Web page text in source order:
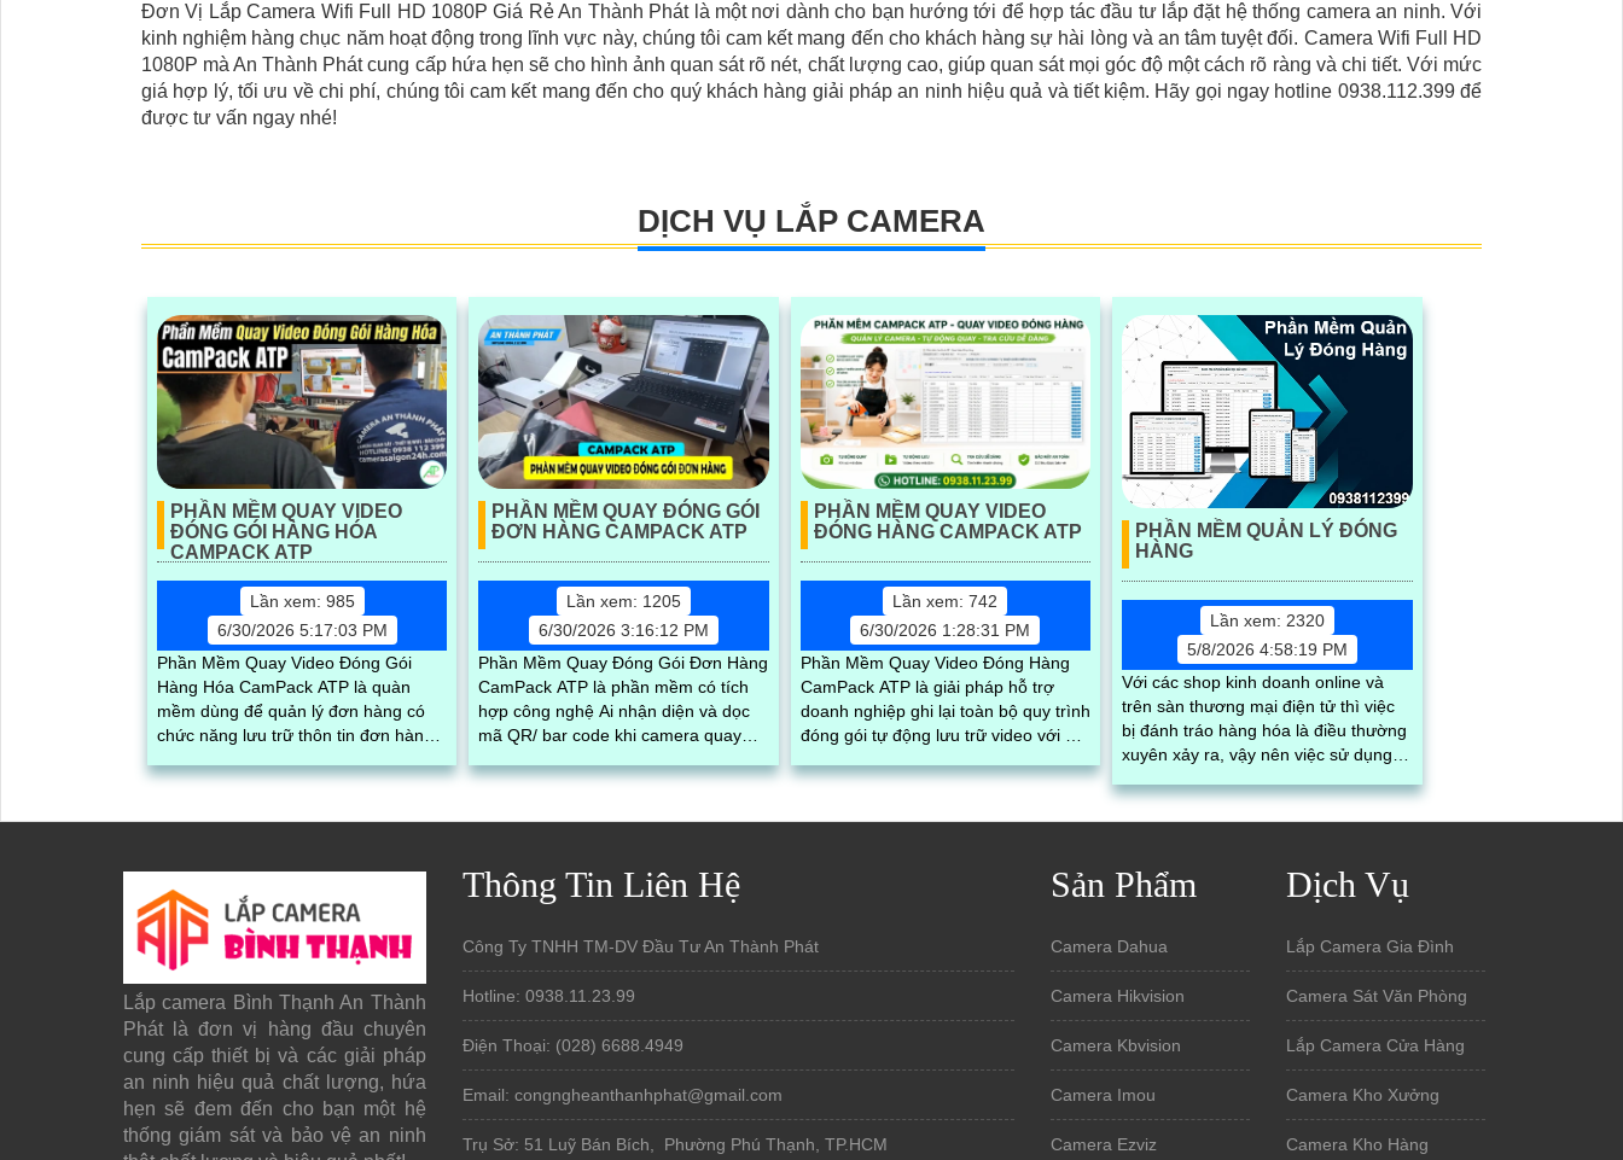
Đơn Vị Lắp Camera Wifi Full HD 1080P Giá Rẻ An Thành Phát là một nơi dành cho bạn hướng tới để hợp tác đầu tư lắp đặt hệ thống camera an ninh. Với
kinh nghiệm hàng chục năm hoạt động trong lĩnh vực này, chúng tôi cam kết mang đến cho khách hàng sự hài lòng và an tâm tuyệt đối. Camera Wifi Full HD
1080P mà An Thành Phát cung cấp hứa hẹn sẽ cho hình ảnh quan sát rõ nét, chất lượng cao, giúp quan sát mọi góc độ một cách rõ ràng và chi tiết. Với mức
giá hợp lý, tối ưu về chi phí, chúng tôi cam kết mang đến cho quý khách hàng giải pháp an ninh hiệu quả và tiết kiệm. Hãy gọi ngay hotline 0938.112.399 để
được tư vấn ngay nhé!
DỊCH VỤ LẮP CAMERA
PHẦN MỀM QUAY VIDEO
ĐÓNG GÓI HÀNG HÓA
CAMPACK ATP
Lần xem: 985
6/30/2026 5:17:03 PM
Phần Mềm Quay Video Đóng Gói
Hàng Hóa CamPack ATP là quàn
mềm dùng để quản lý đơn hàng có
chức năng lưu trữ thôn tin đơn hàng,
đơn chính xác và nhanh chóng
PHẦN MỀM QUAY ĐÓNG GÓI
ĐƠN HÀNG CAMPACK ATP
Lần xem: 1205
6/30/2026 3:16:12 PM
Phần Mềm Quay Đóng Gói Đơn Hàng
CamPack ATP là phần mềm có tích
hợp công nghệ Ai nhận diện và dọc
mã QR/ bar code khi camera quay
PHẦN MỀM QUAY VIDEO
ĐÓNG HÀNG CAMPACK ATP
Lần xem: 742
6/30/2026 1:28:31 PM
Phần Mềm Quay Video Đóng Hàng
CamPack ATP là giải pháp hỗ trợ
doanh nghiệp ghi lại toàn bộ quy trình
đóng gói tự động lưu trữ video với mã
PHẦN MỀM QUẢN LÝ ĐÓNG
HÀNG
Lần xem: 2320
5/8/2026 4:58:19 PM
Với các shop kinh doanh online và
trên sàn thương mại điện tử thì việc
bị đánh tráo hàng hóa là điều thường
xuyên xảy ra, vậy nên việc sử dụng
hàng, nhìn thấy được quá trình đóng
gói hàng hóa, kèm theo đấy là quy
cách dễ dàng
Lắp camera Bình Thạnh An Thành
Phát là đơn vị hàng đầu chuyên
cung cấp thiết bị và các giải pháp
an ninh hiệu quả chất lượng, hứa
hẹn sẽ đem đến cho bạn một hệ
thống giám sát và bảo vệ an ninh
Thông Tin Liên Hệ
Công Ty TNHH TM-DV Đầu Tư An Thành Phát
Hotline: 0938.11.23.99
Điện Thoại: (028) 6688.4949
Email: congngheanthanhphat@gmail.com
Trụ Sở: 51 Luỹ Bán Bích, Phường Phú Thạnh, TP.HCM
Sản Phẩm
Camera Dahua
Camera Hikvision
Camera Kbvision
Camera Imou
Camera Ezviz
Dịch Vụ
Lắp Camera Gia Đình
Camera Sát Văn Phòng
Lắp Camera Cửa Hàng
Camera Kho Xưởng
Camera Kho Hàng